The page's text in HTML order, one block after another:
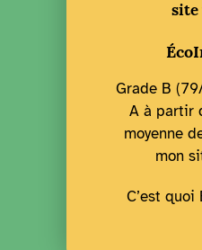
site
Grade B
A à partir
moyenne
mon
C’est quoi